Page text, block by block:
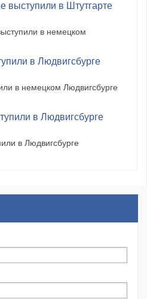
выступили в Штутгарте
в немецком
в Людвигсбурге
в немецком Людвигсбурге
в Людвигсбурге
в Людвигсбурге